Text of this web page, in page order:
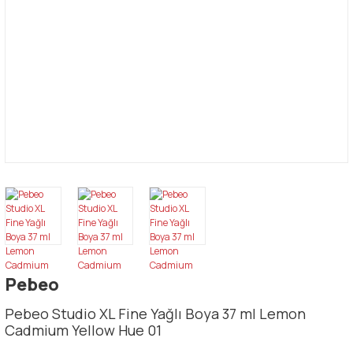
Pebeo
Pebeo Studio XL Fine Yağlı Boya 37 ml Lemon
Cadmium Yellow Hue 01